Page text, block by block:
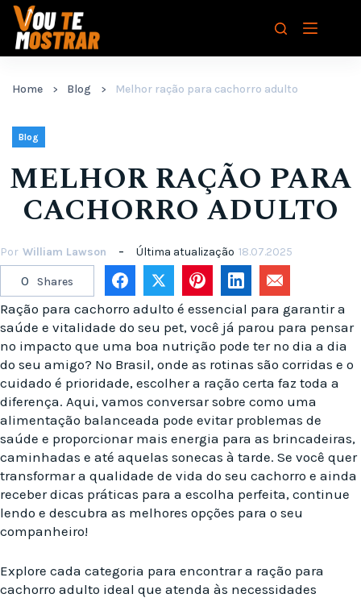
Pular
para
Home Blog Melhor ração para cachorro adulto
Blog
MELHOR RAÇÃO PARA
CACHORRO ADULTO
Por William Lawson Última atualização 18.07.2025
0 Shares
Ração para cachorro adulto é essencial para garantir a
saúde e vitalidade do seu pet, você já parou para pensar
no impacto que uma boa nutrição pode ter no dia a dia
do seu amigo? No Brasil, onde as rotinas são corridas e o
cuidado é prioridade, escolher a ração certa faz toda a
diferença. Aqui, vamos conversar sobre como uma
alimentação balanceada pode evitar problemas de
saúde e proporcionar mais energia para as brincadeiras,
caminhadas e até aquelas sonecas à tarde. Se você quer
transformar a qualidade de vida do seu cachorro e ainda
receber dicas práticas para a escolha perfeita, continue
lendo e descubra as melhores opções para o seu
companheiro!
Explore cada categoria para encontrar a ração para
cachorro adulto ideal que atenda às necessidades